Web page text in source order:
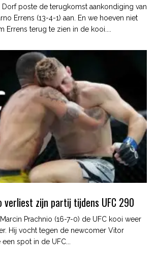
Dorf poste de terugkomst aankondiging van
Errens (13-4-1) aan. En we hoeven niet
Errens terug te zien in de kooi....
verliest zijn partij tijdens UFC 290
Prachnio (16-7-0) de UFC kooi weer
Hij vocht tegen de newcomer Vitor
spot in de UFC...